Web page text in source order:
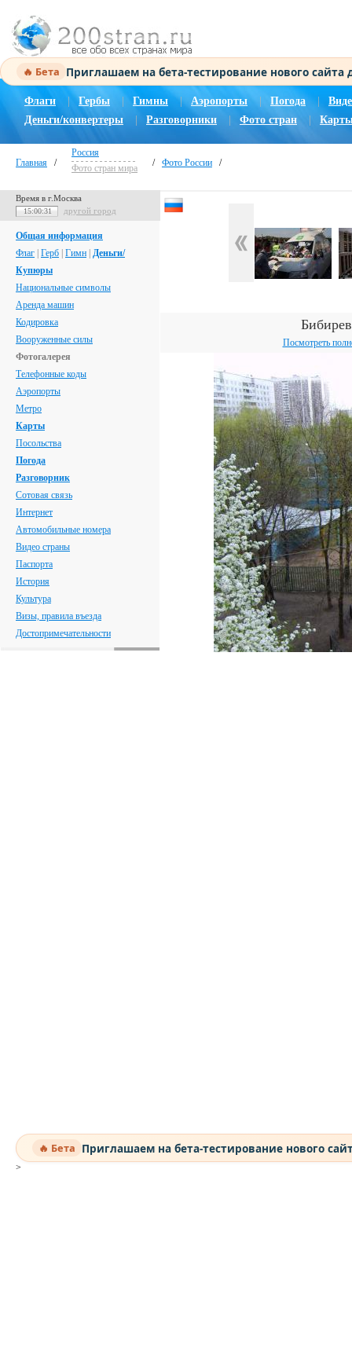
🔥 Бета Приглашаем на бета-тестирование нового
Флаги Гербы Гимны | Аэропорты Погода |
Деньги/конвертеры
Разговорники Фото стран
Главная /
Россия
Фото стран мира
/ Фото России /
Время в г.Москва
15:00:32 другой город
Общая информация
Флаг Герб Гимн Деньги/
Купюры
Национальные символы
Аренда машин
Кодировка
Вооруженные силы
Фотогалерея
Телефонные коды
Аэропорты
Метро
Карты
Посольства
Погода
Разговорник
Сотовая связь
Интернет
Автомобильные номера
Видео страны
Паспорта
История
Культура
Визы, правила въезда
Достопримечательности
Посмотреть
🔥 Бета Приглашаем на бета-тестирование нового
>